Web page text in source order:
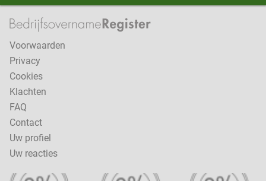
Voorwaarden
Privacy
Cookies
Klachten
FAQ
Contact
Uw profiel
Uw reacties